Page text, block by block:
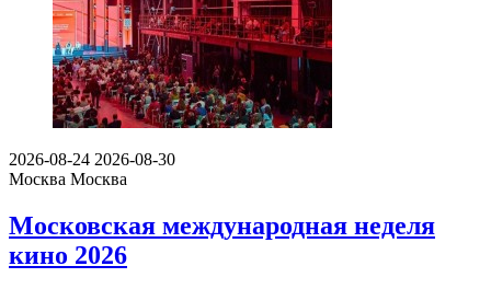
2026-08-24 2026-08-30
Москва Москва
Московская международная неделя
кино 2026